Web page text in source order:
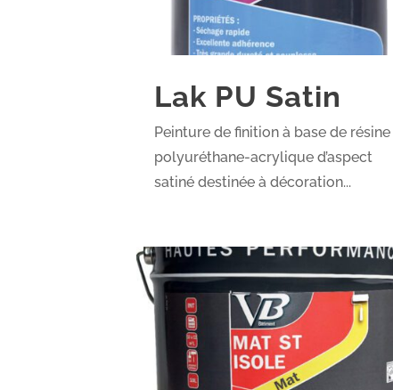
Lak PU Satin
Peinture de finition à base de résine
polyuréthane-acrylique d’aspect
satiné destinée à décoration...